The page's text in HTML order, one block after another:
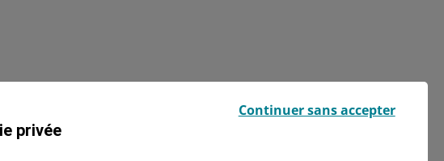
privée
Continuer sans accepter